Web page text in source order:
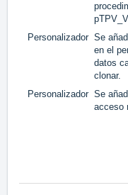
Personalizador Se
en el
datos
clonar.
Personalizador Se
acceso